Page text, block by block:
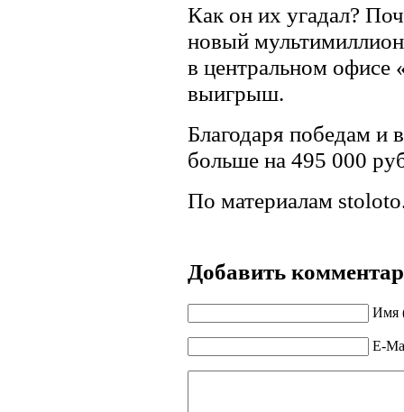
Как он их угадал?
новый
в центральном
выигрыш.
Благодаря победам и
больше на 495 000
По материалам
Добавить
Имя
E-